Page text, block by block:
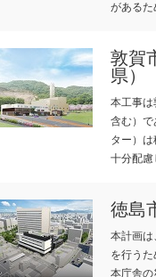
があるた
敦賀
県）
本工事は
含む）で
ター）
十分配慮
徳島
本計画は
を行う
本庁舎の